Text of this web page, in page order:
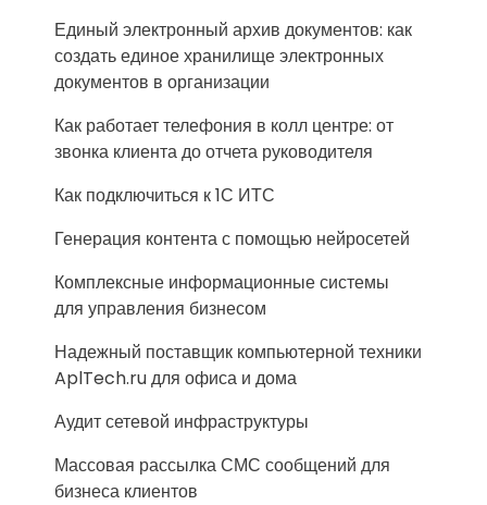
Единый электронный архив документов: как
создать единое хранилище электронных
документов в организации
Как работает телефония в колл центре: от
звонка клиента до отчета руководителя
Как подключиться к 1С ИТС
Генерация контента с помощью нейросетей
Комплексные информационные системы
для управления бизнесом
Надежный поставщик компьютерной техники
AplTech.ru для офиса и дома
Аудит сетевой инфраструктуры
Массовая рассылка СМС сообщений для
бизнеса клиентов